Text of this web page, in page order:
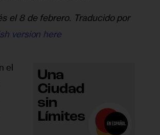
el 8 de febrero. Traducido por
version here
el